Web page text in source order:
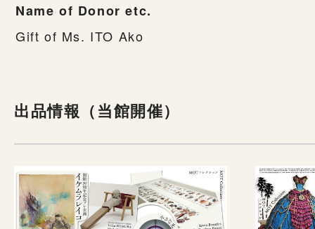
Name of Donor etc.
Gift of Ms. ITO Ako
出品情報（当館開催）